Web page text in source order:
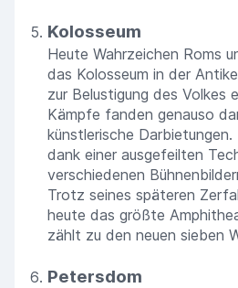
Kolosseum
Heute Wahrzeichen Roms
das Kolosseum in der
zur Belustigung des Volkes
Kämpfe fanden genauso
künstlerische
dank einer ausgefeilten
verschiedenen
Trotz seines späteren
heute das größte
zählt zu den neuen sieben
Petersdom